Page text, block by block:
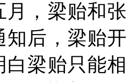
月，梁贻和
知后，梁贻
白梁贻只能